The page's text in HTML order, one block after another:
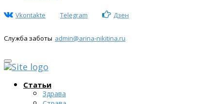
Vkontakte Telegram Дзен
Служба заботы admin@arina-nikitina.ru
Статьи
Здрава